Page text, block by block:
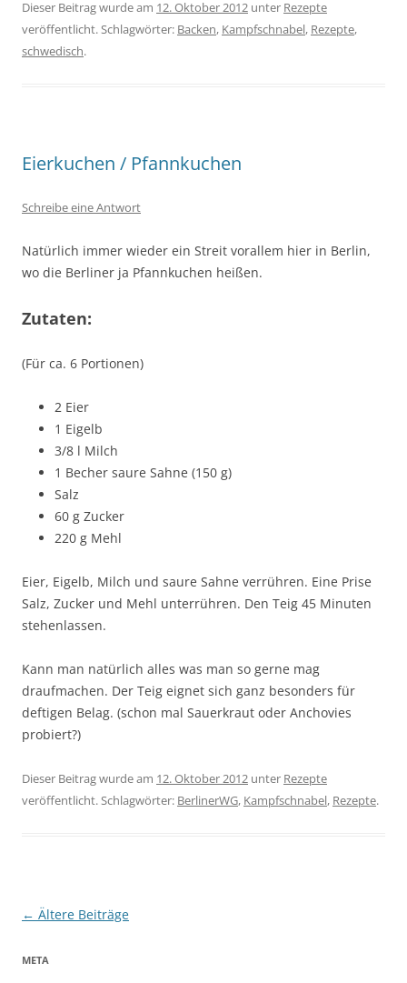
Dieser Beitrag wurde am 12. Oktober 2012 unter Rezepte
veröffentlicht. Schlagwörter: Backen, Kampfschnabel, Rezepte,
schwedisch.
Eierkuchen / Pfannkuchen
Schreibe eine Antwort
Natürlich immer wieder ein Streit vorallem hier in Berlin,
wo die Berliner ja Pfannkuchen heißen.
Zutaten:
(Für ca. 6 Portionen)
2 Eier
1 Eigelb
3/8 l Milch
1 Becher saure Sahne (150 g)
Salz
60 g Zucker
220 g Mehl
Eier, Eigelb, Milch und saure Sahne verrühren. Eine Prise
Salz, Zucker und Mehl unterrühren. Den Teig 45 Minuten
stehenlassen.
Kann man natürlich alles was man so gerne mag
draufmachen. Der Teig eignet sich ganz besonders für
deftigen Belag. (schon mal Sauerkraut oder Anchovies
probiert?)
Dieser Beitrag wurde am 12. Oktober 2012 unter Rezepte
veröffentlicht. Schlagwörter: BerlinerWG, Kampfschnabel, Rezepte.
Beitragsnavigation
← Ältere Beiträge
META